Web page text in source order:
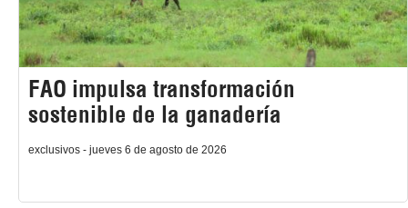
FAO impulsa transformación
sostenible de la ganadería
exclusivos - jueves 6 de agosto de 2026